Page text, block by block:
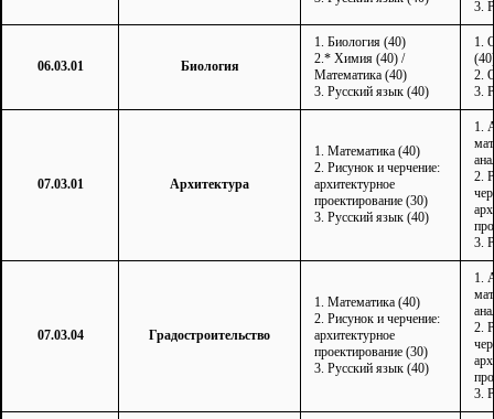
3.
06.03.01 Биология
1. Биология (40)
2.* Химия (40) /
Математика (40)
3. Русский язык (40)
1.
2.
3.
07.03.01 Архитектура
1. Математика (40)
2. Рисунок и черчение:
архитектурное
проектирование (30)
3. Русский язык (40)
1.
2.
3.
07.03.04 Градостроительство
1. Математика (40)
2. Рисунок и черчение:
архитектурное
проектирование (30)
3. Русский язык (40)
1.
2.
3.